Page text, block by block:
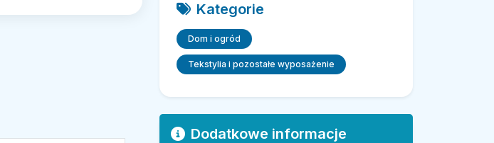
Kategorie
Dom i ogród
Tekstylia i pozostałe wyposażenie
Dodatkowe informacje